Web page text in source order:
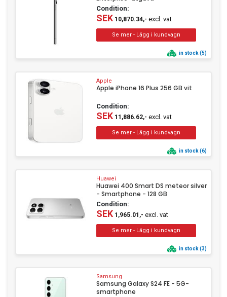
Condition:
SEK10,870.34,- excl. vat
in stock (5)
Apple
Apple iPhone 16 Plus 256 GB vit
Condition:
SEK11,886.62,- excl. vat
in stock (6)
Huawei
Huawei 400 Smart DS meteor silver
- Smartphone - 128 GB
Condition:
SEK1,965.01,- excl. vat
in stock (3)
Samsung
Samsung Galaxy S24 FE - 5G-
smartphone